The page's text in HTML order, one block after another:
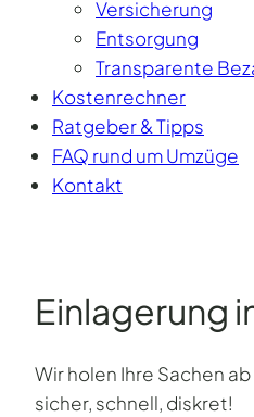
Versicherung
Entsorgung
Transparente
Kostenrechner
Ratgeber & Tipps
FAQ rund um Umzüge
Kontakt
Einlagerung
Wir holen Ihre Sachen
sicher, schnell, diskret!